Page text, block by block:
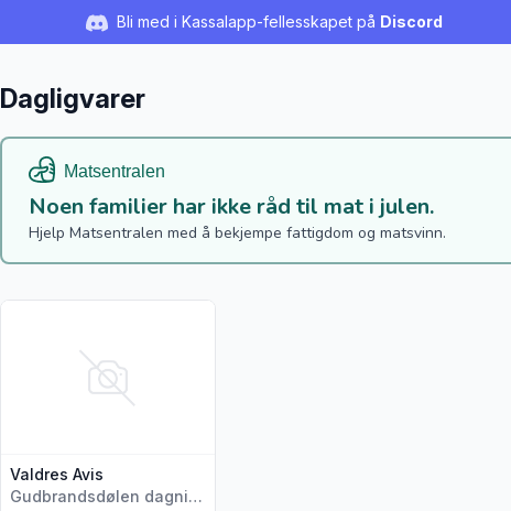
Bli med i Kassalapp-fellesskapet på Discord
Dagligvarer
Noen familier har ikke råd til mat i julen.
Hjelp Matsentralen med å bekjempe fattigdom og matsvinn.
Valdres Avis
Gudbrandsdølen dagningen